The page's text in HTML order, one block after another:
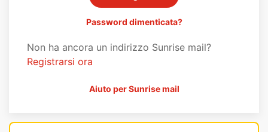
Password dimenticata?
Non ha ancora un indirizzo Sunrise mail?
Registrarsi ora
Aiuto per Sunrise mail